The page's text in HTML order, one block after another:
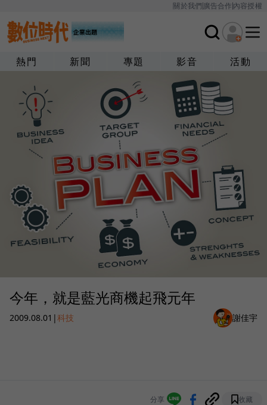
關於我們廣告合作內容授權
熱門 新聞 專題 影音 活動
今年，就是藍光商機起飛元年
2009.08.01 |科技 謝佳宇
分享 收藏